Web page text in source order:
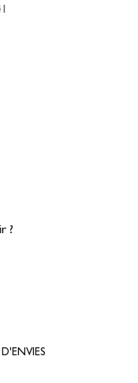
?